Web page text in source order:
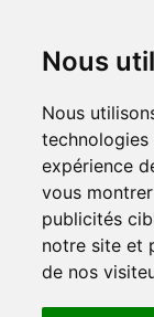
Nous
Nous
expérience
vous
publicités
notre site et
de nos